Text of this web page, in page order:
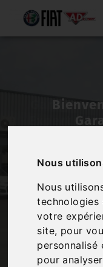
Nous
Nous
technologies
votre
site, pour
personnalisé
pour
Garage
Expert à
Nous sommes
projet d'achat,